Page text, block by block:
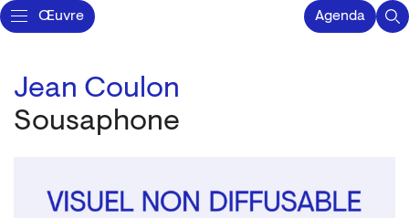
Œuvre Agenda
Jean Coulon
Sousaphone